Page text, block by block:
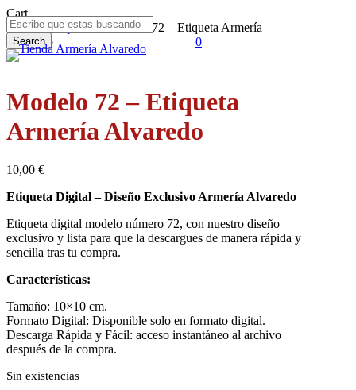
Skip
to
main
content
Search
Close
0Menu
CartClose
Cart
Inicio Etiquetas
Modelo 72 – Etiqueta Armería
Alvaredo
Modelo 72 – Etiqueta
Armería Alvaredo
10,00 €
Etiqueta Digital – Diseño Exclusivo Armería Alvaredo
Etiqueta digital modelo número 72, con nuestro diseño
exclusivo y lista para que la descargues de manera rápida y
sencilla tras tu compra.
Características:
Tamaño: 10×10 cm.
Formato Digital: Disponible solo en formato digital.
Descarga Rápida y Fácil: acceso instantáneo al archivo
después de la compra.
Sin existencias